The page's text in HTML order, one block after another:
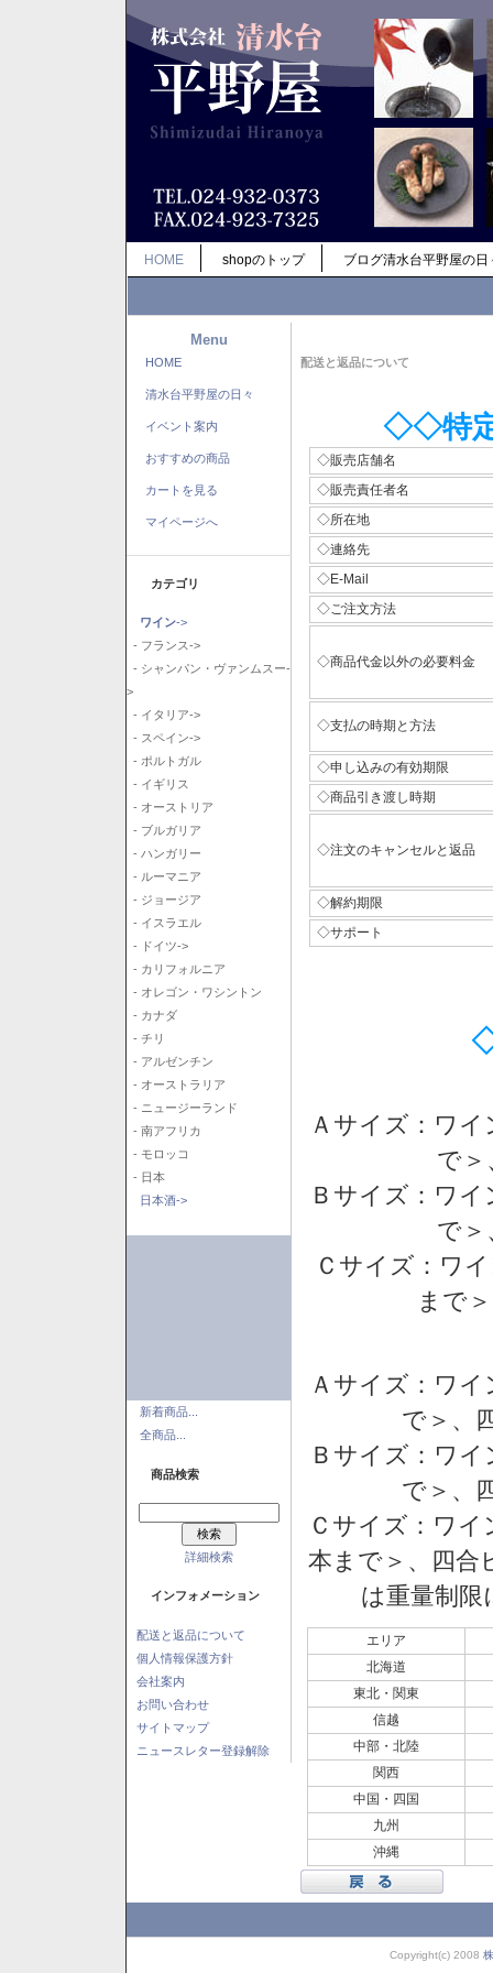
HOME shopのトップ ブログ清水台平野屋の日
Menu
HOME
清水台平野屋の日々
イベント案内
おすすめの商品
カートを見る
マイページへ
カテゴリ
ワイン->
- フランス->
- シャンパン・ヴァンムスー-
>
- イタリア->
- スペイン->
- ポルトガル
- イギリス
- オーストリア
- ブルガリア
- ハンガリー
- ルーマニア
- ジョージア
- イスラエル
- ドイツ->
- カリフォルニア
- オレゴン・ワシントン
- カナダ
- チリ
- アルゼンチン
- オーストラリア
- ニュージーランド
- 南アフリカ
- モロッコ
- 日本
日本酒->
新着商品...
全商品...
商品検索
詳細検索
インフォメーション
配送と返品について
個人情報保護方針
会社案内
お問い合わせ
サイトマップ
ニュースレター登録解除
配送と返品について
◇◇特
◇販売店舗名
◇販売責任者名
◇所在地
◇連絡先
◇E-Mail
◇ご注文方法
◇商品代金以外の必要料金
◇支払の時期と方法
◇申し込みの有効期限
◇商品引き渡し時期
◇注文のキャンセルと返品
◇解約期限
◇サポート
Ａサイズ：ワ
で
Ｂサイズ：ワ
で
Ｃサイズ：ワ
まで
Ａサイズ：ワ
で＞、
Ｂサイズ：ワ
で＞、
Ｃサイズ：ワイ
本まで＞、四
は重量制
エリア
北海道
東北・関東
信越
中部・北陸
関西
中国・四国
九州
沖縄
Copyright(c) 2008